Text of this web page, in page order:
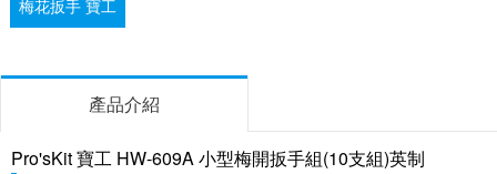
梅花扳手 寶工
產品介紹
Pro'sKit 寶工 HW-609A 小型梅開扳手組(10支組)英制